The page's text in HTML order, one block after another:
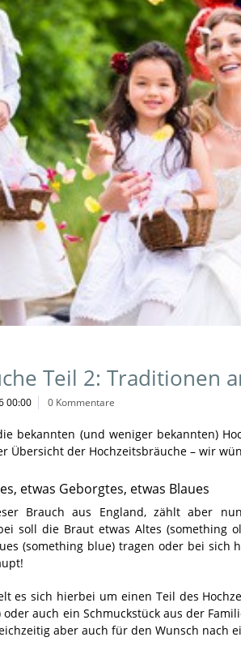
Teil 2: Traditionen
00:00 0 Kommentare
bekannten (und weniger bekannten)
Übersicht der Hochzeitsbräuche – wir
etwas Geborgtes, etwas Blaues
Brauch aus England, zählt aber
soll die Braut etwas Altes (something
(something blue) tragen oder bei
es sich hierbei um einen Teil des
oder auch ein Schmuckstück aus der
aber auch für den Wunsch nach